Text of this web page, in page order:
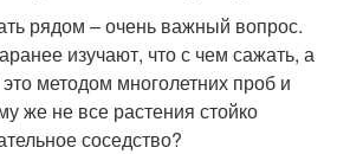
рядом – очень важный вопрос.
изучают, что с чем сажать, а
методом многолетних проб и
же не все растения стойко
соседство?